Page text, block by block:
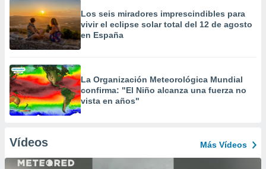
Los seis miradores imprescindibles para
vivir el eclipse solar total del 12 de agosto
en España
La Organización Meteorológica Mundial
confirma: "El Niño alcanza una fuerza no
vista en años"
Vídeos Más Vídeos